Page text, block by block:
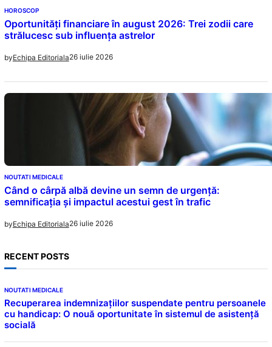
HOROSCOP
Oportunități financiare în august 2026: Trei zodii care
strălucesc sub influența astrelor
byEchipa Editoriala26 iulie 2026
NOUTATI MEDICALE
Când o cârpă albă devine un semn de urgență:
semnificația și impactul acestui gest în trafic
byEchipa Editoriala26 iulie 2026
RECENT POSTS
NOUTATI MEDICALE
Recuperarea indemnizațiilor suspendate pentru persoanele
cu handicap: O nouă oportunitate în sistemul de asistență
socială